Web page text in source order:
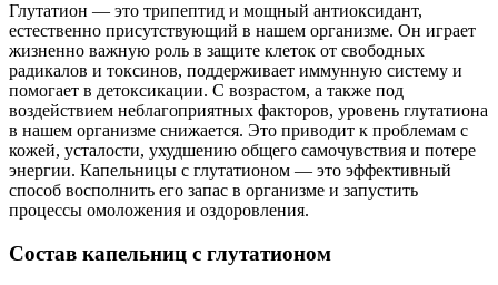
Глутатион — это трипептид и мощный антиоксидант,
естественно присутствующий в нашем организме. Он играет
жизненно важную роль в защите клеток от свободных
радикалов и токсинов, поддерживает иммунную систему и
помогает в детоксикации. С возрастом, а также под
воздействием неблагоприятных факторов, уровень глутатиона
в нашем организме снижается. Это приводит к проблемам с
кожей, усталости, ухудшению общего самочувствия и потере
энергии. Капельницы с глутатионом — это эффективный
способ восполнить его запас в организме и запустить
процессы омоложения и оздоровления.
Состав капельниц с глутатионом